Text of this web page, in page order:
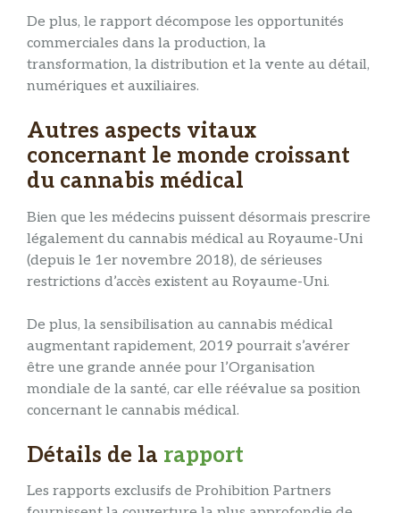
De plus, le rapport décompose les opportunités
commerciales dans la production, la
transformation, la distribution et la vente au détail,
numériques et auxiliaires.
Autres aspects vitaux
concernant le monde croissant
du cannabis médical
Bien que les médecins puissent désormais prescrire
légalement du cannabis médical au Royaume-Uni
(depuis le 1er novembre 2018), de sérieuses
restrictions d’accès existent au Royaume-Uni.
De plus, la sensibilisation au cannabis médical
augmentant rapidement, 2019 pourrait s’avérer
être une grande année pour l’Organisation
mondiale de la santé, car elle réévalue sa position
concernant le cannabis médical.
Détails de la rapport
Les rapports exclusifs de Prohibition Partners